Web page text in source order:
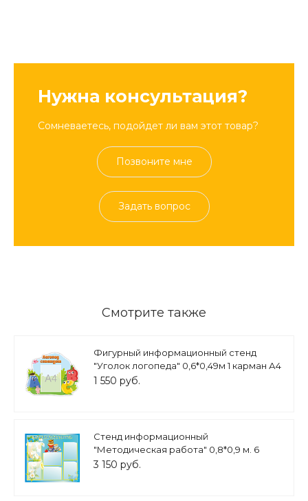
Нужна консультация?
Сомневаетесь, подойдет ли вам этот товар?
Позвоните мне
Задать вопрос
Смотрите также
Фигурный информационный стенд
"Уголок логопеда" 0,6*0,49м 1 карман А4
арт. ЛГ1806
1 550 руб.
Стенд информационный
"Методическая работа" 0,8*0,9 м. 6
карманов арт. МЕТ866
3 150 руб.